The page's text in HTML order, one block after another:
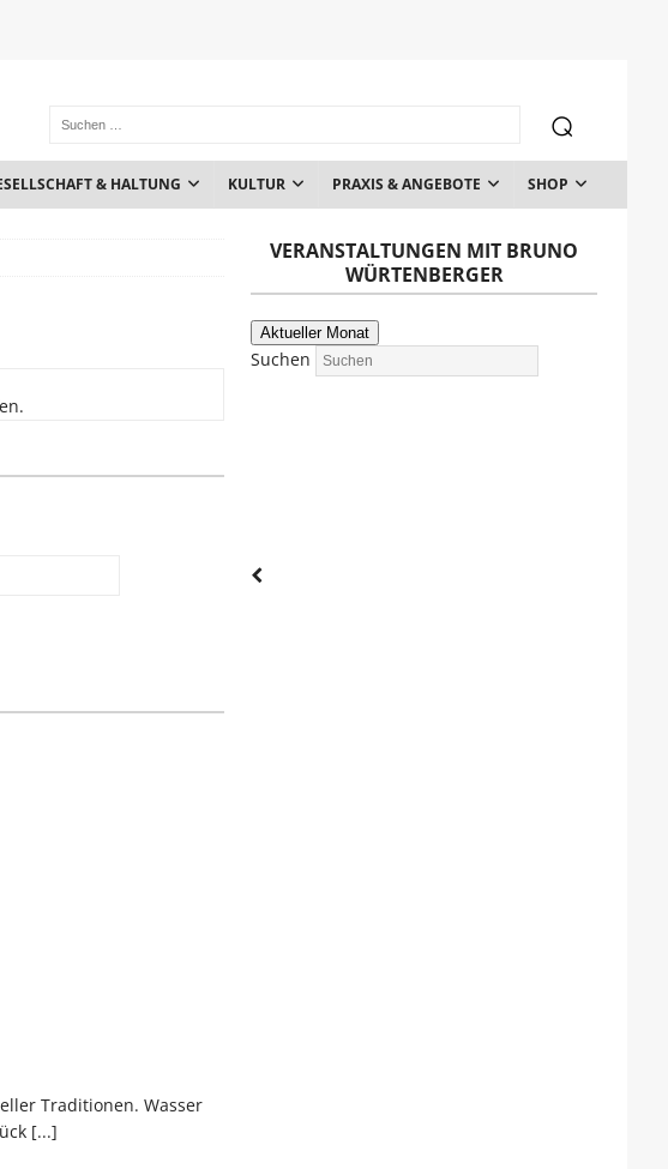
& HALTUNG KULTUR PRAXIS & ANGEBOTE SHOP
Traditionen. Wasser
[...]
VERANSTALTUNGEN MIT BRUNO
WÜRTENBERGER
Aktueller Monat
Suchen